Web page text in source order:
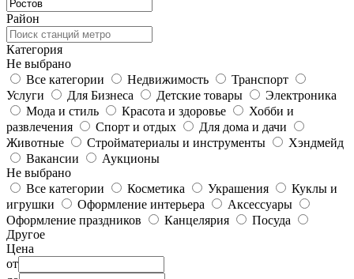
Район
Категория
Не выбрано
Все категории
Недвижимость
Транспорт
Услуги
Для Бизнеса Детские товары
Электроника
Мода и стиль
Красота и здоровье
Хобби и
развлечения
Спорт и отдых
Для дома и дачи
Животные
Стройматериалы и инструменты
Хэндмейд
Вакансии
Аукционы
Не выбрано
Все категории
Косметика Украшения
Куклы и
игрушки
Оформление интерьера
Аксессуары
Оформление праздников
Канцелярия
Посуда
Другое
Цена
от